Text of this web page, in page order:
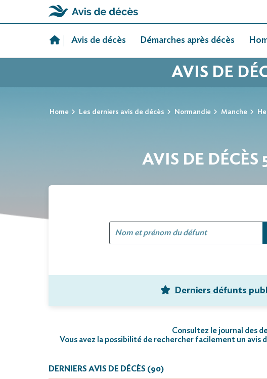
Avis de décès Démarches après décès
AVIS DE
Home Les derniers avis de décès Normandie Manche
AVIS DE
Derniers défunts
Consultez le journal des
Vous avez la possibilité de rechercher facilement un
DERNIERS AVIS DE DÉCÈS (90)